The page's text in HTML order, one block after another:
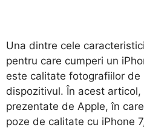
Una dintre cele
pentru care cumperi un
este calitate fotografiilor de
dispozitivul. În acest
prezentate de Apple, în
poze de calitate cu iPhone